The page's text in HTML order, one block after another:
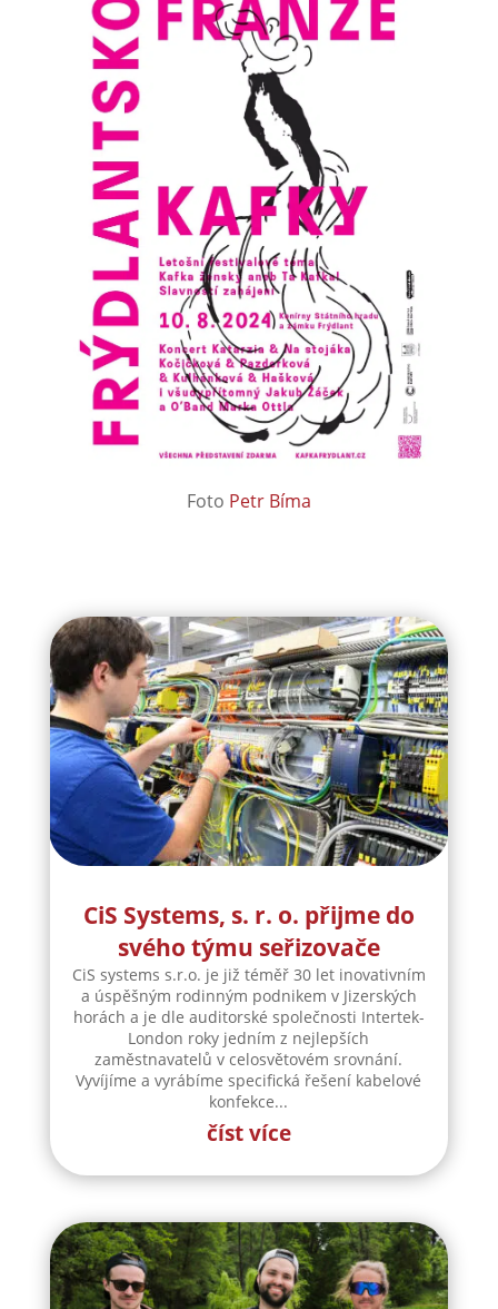
Foto Petr Bíma
CiS Systems, s. r. o. přijme do
svého týmu seřizovače
CiS systems s.r.o. je již téměř 30 let inovativním
a úspěšným rodinným podnikem v Jizerských
horách a je dle auditorské společnosti Intertek-
London roky jedním z nejlepších
zaměstnavatelů v celosvětovém srovnání.
Vyvíjíme a vyrábíme specifická řešení kabelové
konfekce...
číst více